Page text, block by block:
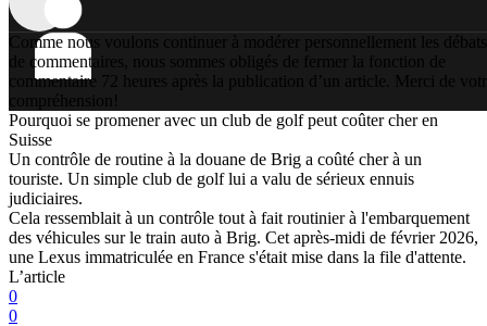
Comme nous voulons continuer à modérer personnellement les débats
de commentaires, nous sommes obligés de fermer la fonction de
commentaire 72 heures après la publication d’un article. Merci de
compréhension!
Pourquoi se promener avec un club de golf peut coûter cher en
Suisse
Un contrôle de routine à la douane de Brig a coûté cher à un
touriste. Un simple club de golf lui a valu de sérieux ennuis
judiciaires.
Cela ressemblait à un contrôle tout à fait routinier à l'embarquement
des véhicules sur le train auto à Brig. Cet après-midi de février 2026,
une Lexus immatriculée en France s'était mise dans la file d'attente.
L’article
0
0